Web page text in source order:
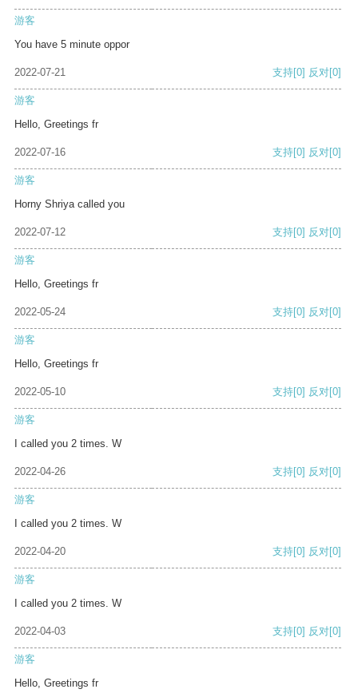
游客
You have 5 minute oppor
2022-07-21 支持[0] 反对[0]
游客
Hello, Greetings fr
2022-07-16 支持[0] 反对[0]
游客
Horny Shriya called you
2022-07-12 支持[0] 反对[0]
游客
Hello, Greetings fr
2022-05-24 支持[0] 反对[0]
游客
Hello, Greetings fr
2022-05-10 支持[0] 反对[0]
游客
I called you 2 times. W
2022-04-26 支持[0] 反对[0]
游客
I called you 2 times. W
2022-04-20 支持[0] 反对[0]
游客
I called you 2 times. W
2022-04-03 支持[0] 反对[0]
游客
Hello, Greetings fr